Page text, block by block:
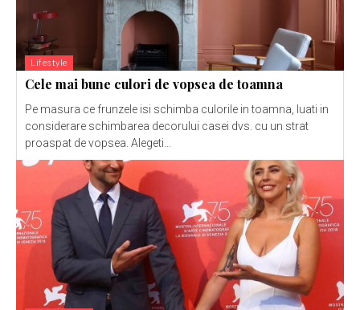
Lifestyle
Cele mai bune culori de vopsea de toamna
Pe masura ce frunzele isi schimba culorile in toamna, luati in
considerare schimbarea decorului casei dvs. cu un strat
proaspat de vopsea. Alegeti...